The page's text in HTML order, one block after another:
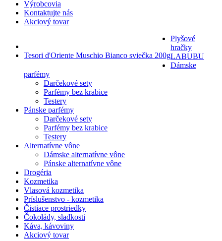
Výrobcovia
Kontaktujte nás
Akciový tovar
Tesori d'Oriente Muschio Bianco sviečka 200g
Plyšové
hračky
LABUBU
Dámske
parfémy
Darčekové sety
Parfémy bez krabice
Testery
Pánske parfémy
Darčekové sety
Parfémy bez krabice
Testery
Alternatívne vône
Dámske alternatívne vône
Pánske alternatívne vône
Drogéria
Kozmetika
Vlasová kozmetika
Príslušenstvo - kozmetika
Čistiace prostriedky
Čokolády, sladkosti
Káva, kávoviny
Akciový tovar